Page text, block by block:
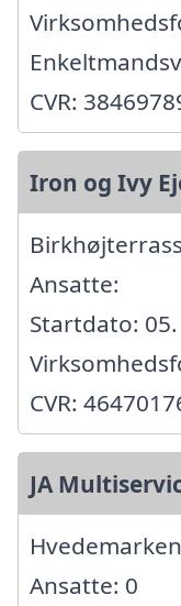
CVR:
Iron og Ivy
Ansatte:
Startdato:
CVR:
JA
Ansatte: 0